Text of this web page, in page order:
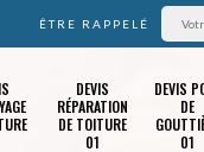
ÊTRE RAPPELÉ
DEVIS
RÉPARATION
DE TOITURE
01
DEVIS
DE
01